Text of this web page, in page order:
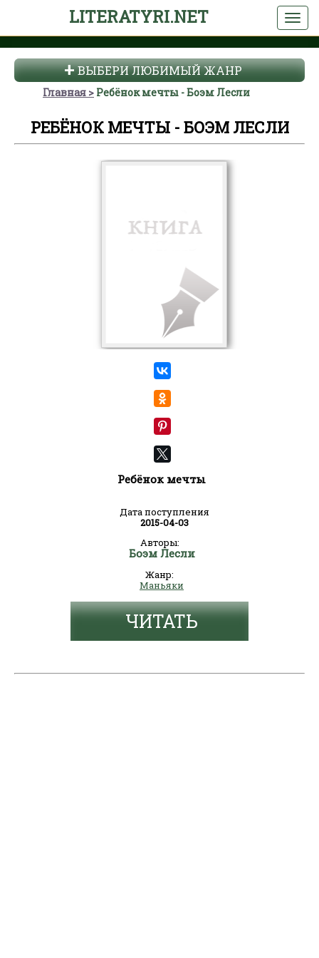
LITERATYRI.NET
ВЫБЕРИ ЛЮБИМЫЙ ЖАНР
Главная Ребёнок мечты - Боэм Лесли
РЕБЁНОК МЕЧТЫ - БОЭМ ЛЕСЛИ
Ребёнок мечты
Дата поступления
2015-04-03
Авторы:
Боэм Лесли
Жанр:
Маньяки
ЧИТАТЬ